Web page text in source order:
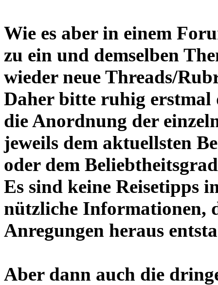
Wie es aber in einem
zu ein und demselben
wieder neue Threads/
Daher bitte ruhig
die Anordnung der
jeweils dem aktuellsten
oder dem
Es sind keine Reisetipps
nützliche Informationen,
Anregungen heraus
Aber dann auch die